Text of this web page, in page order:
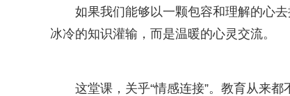
如果我们能够以一颗包容和理解的心
冰冷的知识灌输，而是温暖的心灵交流。
这堂课，关乎“情感连接”。教育从来